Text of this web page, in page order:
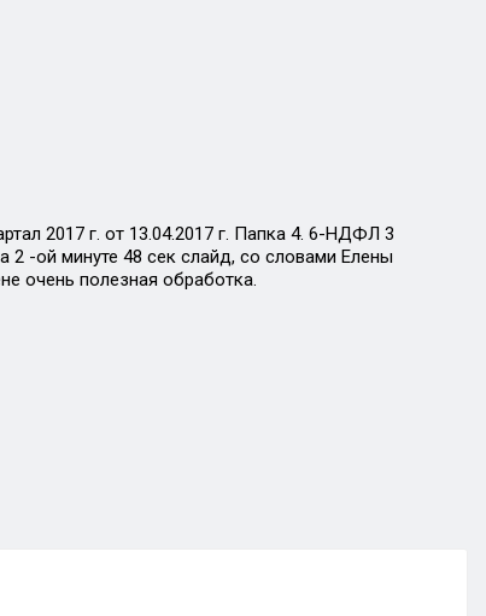
2017 г. от 13.04.2017 г. Папка 4. 6-НДФЛ 3
2 -ой минуте 48 сек слайд, со словами Елены
очень полезная обработка.